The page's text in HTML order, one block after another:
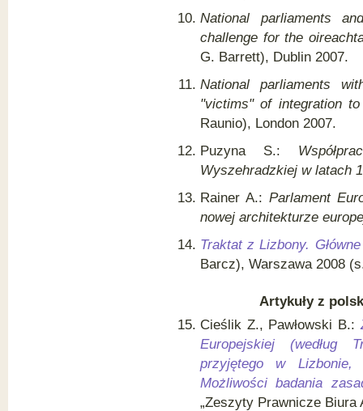
National parliaments
challenge for the
G. Barrett), Dublin 2007.
National parliaments
"victims" of integration
Raunio), London 2007.
Puzyna S.:
Wyszehradzkiej w latach
Rainer A.: Parlament
nowej architekturze
Traktat z Lizbony.
Barcz), Warszawa 2008
Artykuły z
Cieślik Z., Pawłowski B.:
Europejskiej (według
przyjętego w
Możliwości badania
„Zeszyty Prawnicze Biura